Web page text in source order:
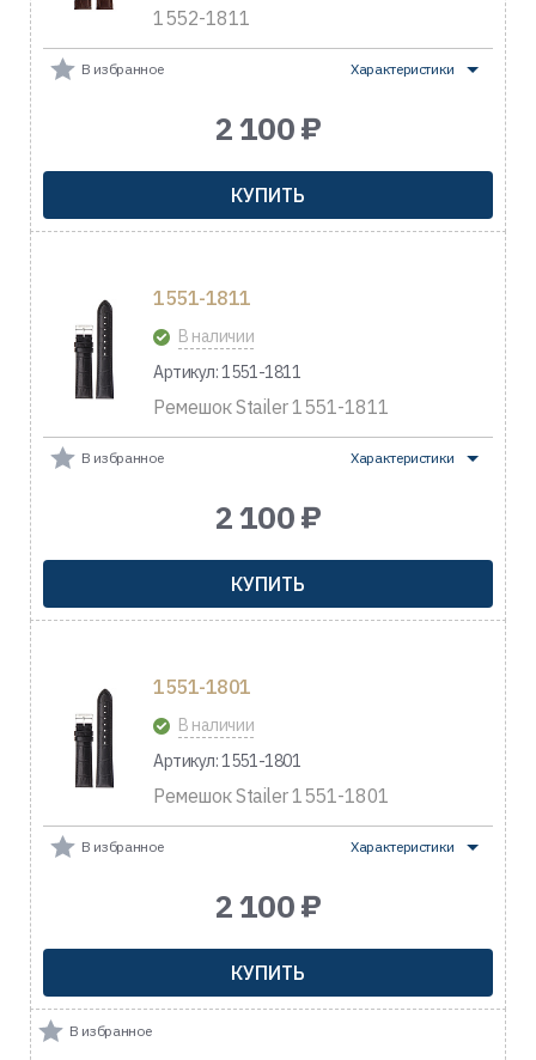
1552-1811
В избранное Характеристики
2 100 ₽
КУПИТЬ
1551-1811
В наличии
Артикул: 1551-1811
Ремешок Stailer 1551-1811
В избранное Характеристики
2 100 ₽
КУПИТЬ
1551-1801
В наличии
Артикул: 1551-1801
Ремешок Stailer 1551-1801
В избранное Характеристики
2 100 ₽
КУПИТЬ
В избранное